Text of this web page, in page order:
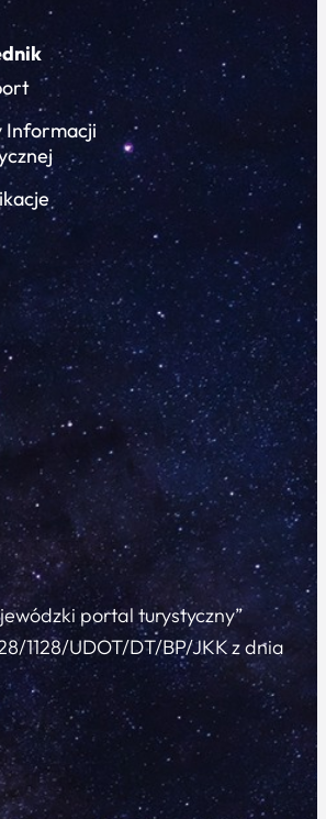
Informacji
portal turystyczny”
1128/UDOT/DT/BP/JKK z dnia